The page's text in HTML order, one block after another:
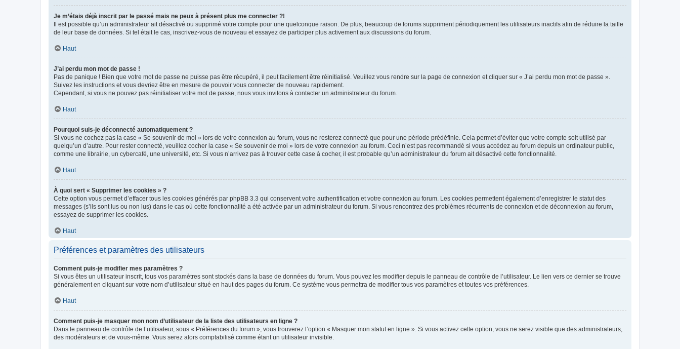
Je m’étais déjà inscrit par le passé mais ne peux à présent plus me connecter ?!
Il est possible qu’un administrateur ait désactivé ou supprimé votre compte pour une quelconque raison. De plus, beaucoup de forums suppriment périodiquement les utilisateurs inactifs afin de réduire la taille
de leur base de données. Si tel était le cas, inscrivez-vous de nouveau et essayez de participer plus activement aux discussions du forum.
Haut
J’ai perdu mon mot de passe !
Pas de panique ! Bien que votre mot de passe ne puisse pas être récupéré, il peut facilement être réinitialisé. Veuillez vous rendre sur la page de connexion et cliquer sur « J’ai perdu mon mot de passe ».
Suivez les instructions et vous devriez être en mesure de pouvoir vous connecter de nouveau rapidement.
Cependant, si vous ne pouvez pas réinitialiser votre mot de passe, nous vous invitons à contacter un administrateur du forum.
Haut
Pourquoi suis-je déconnecté automatiquement ?
Si vous ne cochez pas la case « Se souvenir de moi » lors de votre connexion au forum, vous ne resterez connecté que pour une période prédéfinie. Cela permet d’éviter que votre compte soit utilisé par
quelqu’un d’autre. Pour rester connecté, veuillez cocher la case « Se souvenir de moi » lors de votre connexion au forum. Ceci n’est pas recommandé si vous accédez au forum depuis un ordinateur public,
comme une librairie, un cybercafé, une université, etc. Si vous n’arrivez pas à trouver cette case à cocher, il est probable qu’un administrateur du forum ait désactivé cette fonctionnalité.
Haut
À quoi sert « Supprimer les cookies » ?
Cette option vous permet d’effacer tous les cookies générés par phpBB 3.3 qui conservent votre authentification et votre connexion au forum. Les cookies permettent également d’enregistrer le statut des
messages (s’ils sont lus ou non lus) dans le cas où cette fonctionnalité a été activée par un administrateur du forum. Si vous rencontrez des problèmes récurrents de connexion et de déconnexion au forum,
essayez de supprimer les cookies.
Haut
Préférences et paramètres des utilisateurs
Comment puis-je modifier mes paramètres ?
Si vous êtes un utilisateur inscrit, tous vos paramètres sont stockés dans la base de données du forum. Vous pouvez les modifier depuis le panneau de contrôle de l’utilisateur. Le lien vers ce dernier se trouve
généralement en cliquant sur votre nom d’utilisateur situé en haut des pages du forum. Ce système vous permettra de modifier tous vos paramètres et toutes vos préférences.
Haut
Comment puis-je masquer mon nom d’utilisateur de la liste des utilisateurs en ligne ?
Dans le panneau de contrôle de l’utilisateur, sous « Préférences du forum », vous trouverez l’option « Masquer mon statut en ligne ». Si vous activez cette option, vous ne serez visible que des administrateurs,
des modérateurs et de vous-même. Vous serez alors comptabilisé comme étant un utilisateur invisible.